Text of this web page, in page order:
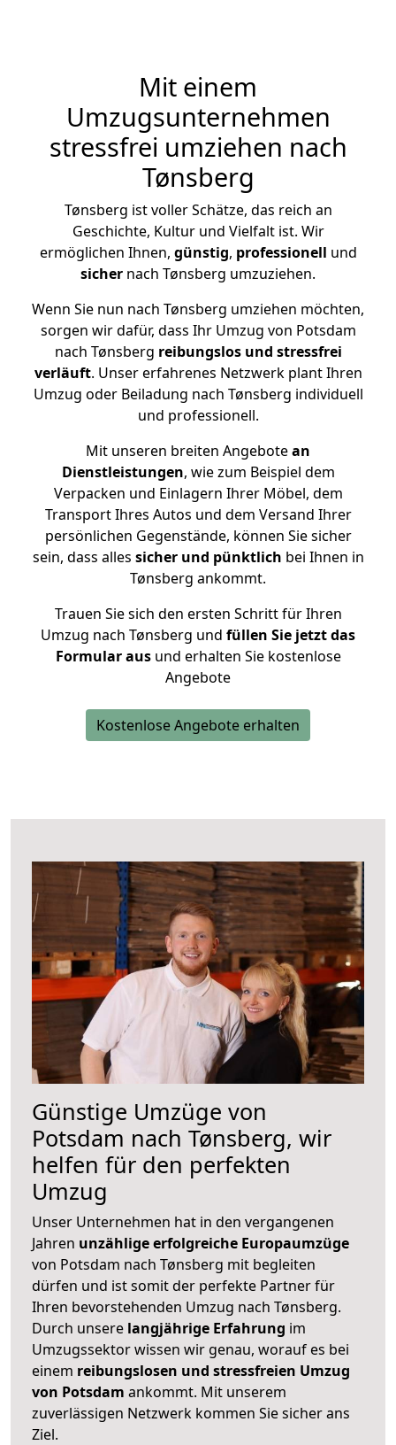
Mit einem
Umzugsunternehmen
stressfrei umziehen nach
Tønsberg
Tønsberg ist voller Schätze, das reich an
Geschichte, Kultur und Vielfalt ist. Wir
ermöglichen Ihnen, günstig, professionell und
sicher nach Tønsberg umzuziehen.
Wenn Sie nun nach Tønsberg umziehen möchten,
sorgen wir dafür, dass Ihr Umzug von Potsdam
nach Tønsberg reibungslos und stressfrei
verläuft. Unser erfahrenes Netzwerk plant Ihren
Umzug oder Beiladung nach Tønsberg individuell
und professionell.
Mit unseren breiten Angebotean
Dienstleistungen, wie zum Beispiel dem
Verpacken und Einlagern Ihrer Möbel, dem
Transport Ihres Autos und dem Versand Ihrer
persönlichen Gegenstände, können Sie sicher
sein, dass alles sicher und pünktlich bei Ihnen in
Tønsberg ankommt.
Trauen Sie sich den ersten Schritt für Ihren
Umzug nach Tønsberg und füllen Sie jetzt das
Formular ausund erhalten Sie kostenlose
Angebote
Kostenlose Angebote erhalten
Günstige Umzüge von
Potsdam nach Tønsberg, wir
helfen für den perfekten
Umzug
Unser Unternehmen hat in den vergangenen
Jahren unzählige erfolgreiche Europaumzüge
von Potsdam nach Tønsberg mit begleiten
dürfen und ist somit der perfekte Partner für
Ihren bevorstehenden Umzug nach Tønsberg.
Durch unsere langjährige Erfahrung im
Umzugssektor wissen wir genau, worauf es bei
einem reibungslosen und stressfreien Umzug
von Potsdam ankommt. Mit unserem
zuverlässigen Netzwerk kommen Sie sicher ans
Ziel.